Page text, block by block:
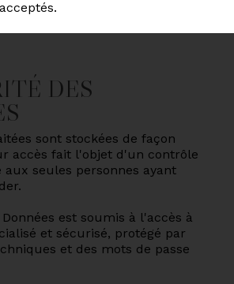
DES
sont stockées de façon
accès fait l'objet d'un contrôle
seules personnes ayant
est soumis à l'accès à
et sécurisé, protégé par
et des mots de passe